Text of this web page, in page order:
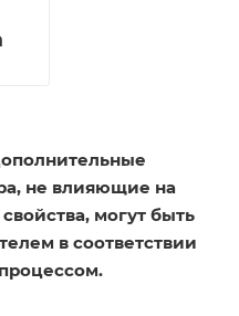
не влияющие на
могут быть
в соответствии